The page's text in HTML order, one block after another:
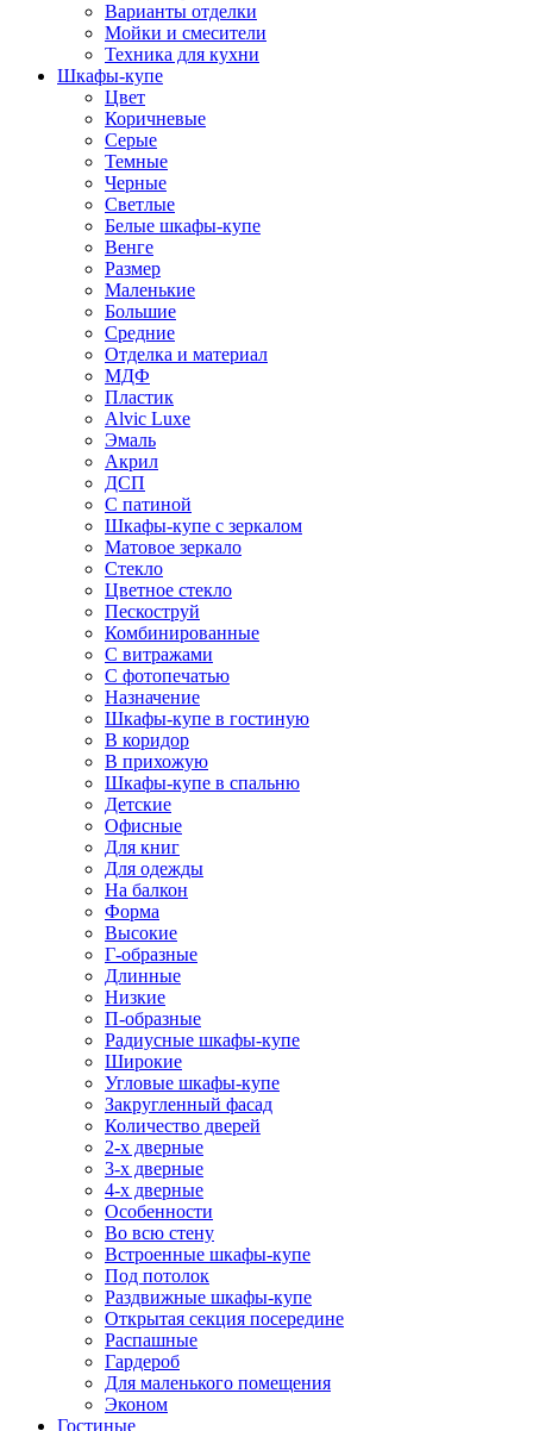
Варианты отделки
Мойки и смесители
Техника для кухни
Шкафы-купе
Цвет
Коричневые
Серые
Темные
Черные
Светлые
Белые шкафы-купе
Венге
Размер
Маленькие
Большие
Средние
Отделка и материал
МДФ
Пластик
Alvic Luxe
Эмаль
Акрил
ДСП
С патиной
Шкафы-купе с зеркалом
Матовое зеркало
Стекло
Цветное стекло
Пескоструй
Комбинированные
С витражами
С фотопечатью
Назначение
Шкафы-купе в гостиную
В коридор
В прихожую
Шкафы-купе в спальню
Детские
Офисные
Для книг
Для одежды
На балкон
Форма
Высокие
Г-образные
Длинные
Низкие
П-образные
Радиусные шкафы-купе
Широкие
Угловые шкафы-купе
Закругленный фасад
Количество дверей
2-х дверные
3-х дверные
4-х дверные
Особенности
Во всю стену
Встроенные шкафы-купе
Под потолок
Раздвижные шкафы-купе
Открытая секция посередине
Распашные
Гардероб
Для маленького помещения
Эконом
Гостиные